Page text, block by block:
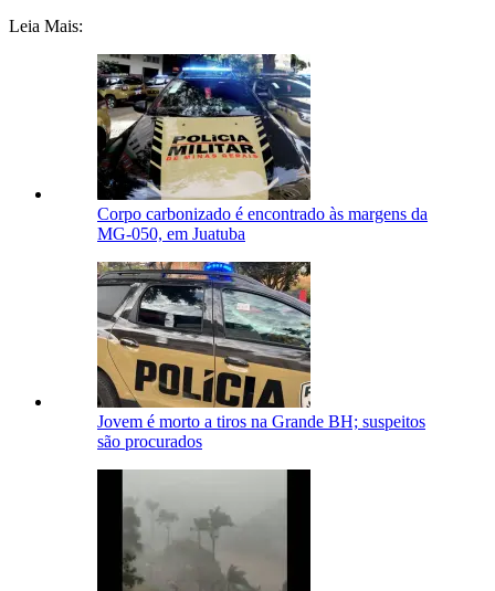
Leia Mais:
Corpo carbonizado é encontrado às margens da
MG-050, em Juatuba
Jovem é morto a tiros na Grande BH; suspeitos
são procurados